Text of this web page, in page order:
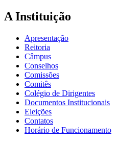
A Instituição
Apresentação
Reitoria
Câmpus
Conselhos
Comissões
Comitês
Colégio de Dirigentes
Documentos Institucionais
Eleições
Contatos
Horário de Funcionamento